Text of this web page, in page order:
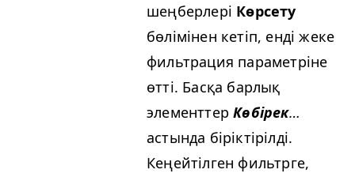
шеңберлері Көрсету
бөлімінен кетіп, енді жеке
фильтрация параметріне
өтті. Басқа барлық
элементтерКөбірек…
астында біріктірілді.
Кеңейтілген фильтрге,